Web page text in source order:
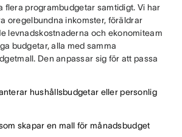
flera programbudgetar samtidigt. Vi har
oregelbundna inkomster, föräldrar
levnadskostnaderna och ekonomiteam
budgetar, alla med samma
Den anpassar sig för att passa
hushållsbudgetar eller personlig
skapar en mall för månadsbudget